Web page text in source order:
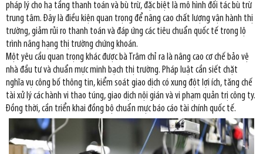
pháp lý cho hạ tầng thanh toán và bù trừ, đặc biệt là mô hình đối tác bù trừ
trung tâm. Đây là điều kiện quan trọng để nâng cao chất lượng vận hành thị
trường, giảm rủi ro thanh toán và đáp ứng các tiêu chuẩn quốc tế trong lộ
trình nâng hạng thị trường chứng khoán.
Một yêu cầu quan trọng khác được bà Trâm chỉ ra là nâng cao cơ chế bảo vệ
nhà đầu tư và chuẩn mực minh bạch thị trường. Pháp luật cần siết chặt
nghĩa vụ công bố thông tin, kiểm soát giao dịch có xung đột lợi ích, tăng chế
tài xử lý các hành vi thao túng, giao dịch nội gián và vi phạm quản trị công ty.
Đồng thời, cần triển khai đồng bộ chuẩn mực báo cáo tài chính quốc tế.